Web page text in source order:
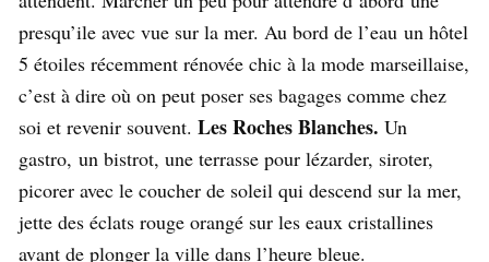
presqu’ile avec vue sur la mer. Au bord de l’eau un hôtel
5 étoiles récemment rénovée chic à la mode marseillaise,
c’est à dire où on peut poser ses bagages comme chez
soi et revenir souvent. Les Roches Blanches. Un
gastro, un bistrot, une terrasse pour lézarder, siroter,
picorer avec le coucher de soleil qui descend sur la mer,
jette des éclats rouge orangé sur les eaux cristallines
avant de plonger la ville dans l’heure bleue.